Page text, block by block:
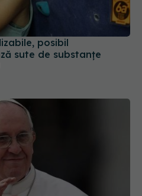
posibil
sute de substanțe